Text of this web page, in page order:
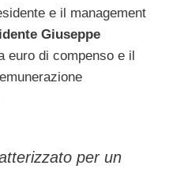
e il management
Giuseppe
euro di compenso e il
per un